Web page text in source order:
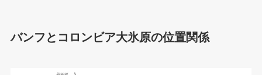
バンフとコロンビア大氷原の位置関係